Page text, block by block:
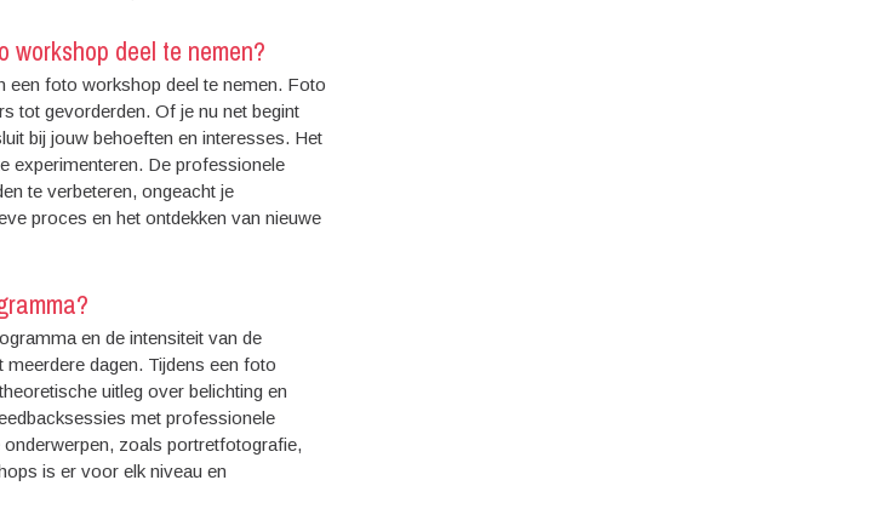
deel te nemen?
een foto workshop deel te nemen. Foto
tot gevorderden. Of je nu net begint
bij jouw behoeften en interesses. Het
experimenteren. De professionele
te verbeteren, ongeacht je
proces en het ontdekken van nieuwe
en de intensiteit van de
dagen. Tijdens een foto
uitleg over belichting en
met professionele
zoals portretfotografie,
is er voor elk niveau en